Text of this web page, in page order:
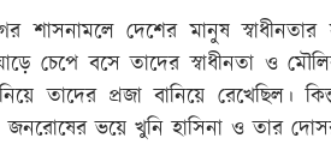
শাসনামলে দেশের মানুষ
চেপে বসে তাদের স্বাধীনতা ও
তাদের প্রজা বানিয়ে রেখেছিল।
জনরোষের ভয়ে খুনি হাসিনা ও তার